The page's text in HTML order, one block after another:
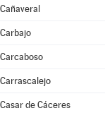
Cañaveral
Carbajo
Carcaboso
Carrascalejo
Casar de Cáceres